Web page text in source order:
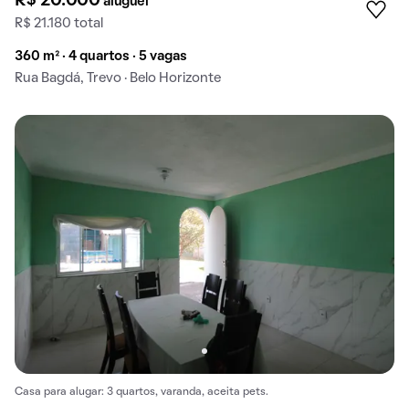
R$ 21.180 total
360 m² · 4 quartos · 5 vagas
Rua Bagdá, Trevo · Belo Horizonte
Casa para alugar: 3 quartos, varanda, aceita pets.